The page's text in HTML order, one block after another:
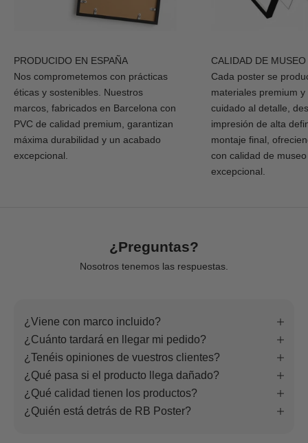
PRODUCIDO EN ESPAÑA
Nos comprometemos con prácticas
éticas y sostenibles. Nuestros
marcos, fabricados en Barcelona con
PVC de calidad premium, garantizan
máxima durabilidad y un acabado
excepcional.
CALIDAD DE MUSEO
Cada poster se
materiales premium
cuidado al detalle,
impresión de alta
montaje final,
con calidad de
excepcional.
¿Preguntas?
Nosotros tenemos las respuestas.
¿Viene con marco incluido?
¿Cuánto tardará en llegar mi pedido?
¿Tenéis opiniones de vuestros clientes?
¿Qué pasa si el producto llega dañado?
¿Qué calidad tienen los productos?
¿Quién está detrás de RB Poster?